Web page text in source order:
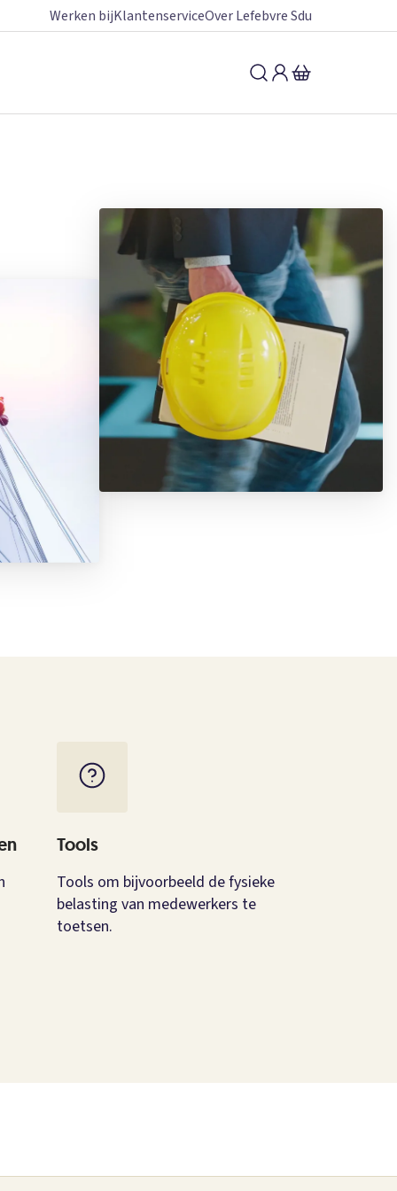
Werken bijKlantenserviceOver Lefebvre Sdu
Tools
Tools om bijvoorbeeld de fysieke
belasting van medewerkers te
toetsen.